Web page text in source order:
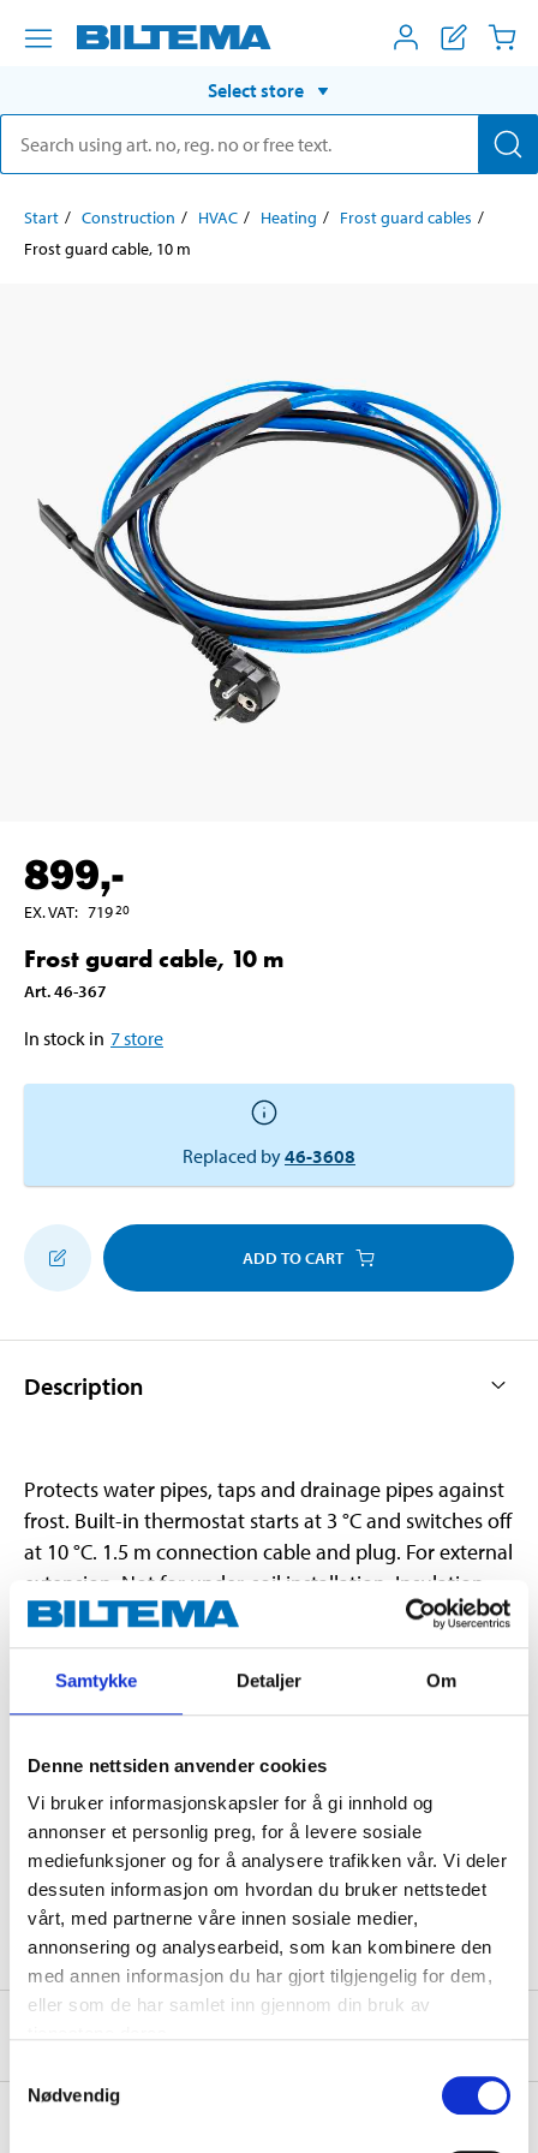
Samtykke Detaljer Om
Denne nettsiden anvender cookies
Vi bruker informasjonskapsler for å gi innhold og
annonser et personlig preg, for å levere sosiale
mediefunksjoner og for å analysere trafikken vår. Vi deler
dessuten informasjon om hvordan du bruker nettstedet
vårt, med partnerne våre innen sosiale medier,
annonsering og analysearbeid, som kan kombinere den
med annen informasjon du har gjort tilgjengelig for dem,
eller som de har samlet inn gjennom din bruk av
Nødvendig
Select store
Start Construction HVAC Heating
Frost guard cables
Frost guard cable, 10 m
899,-
EX. VAT: 71920
Frost guard cable, 10 m
Art.46-367
In stock in 7store
Replaced by46-3608
ADD TO CART
Description
Protects water pipes, taps and drainage pipes against
frost. Built-in thermostat starts at 3 °C and switches off
at 10 °C. 1.5 m connection cable and plug. For external
extension. Not for under-soil installation. Insulation
tape supplied.
Technical specifications
Length
10 m
230
Power
12 W/m
Enclosure class
IPX7